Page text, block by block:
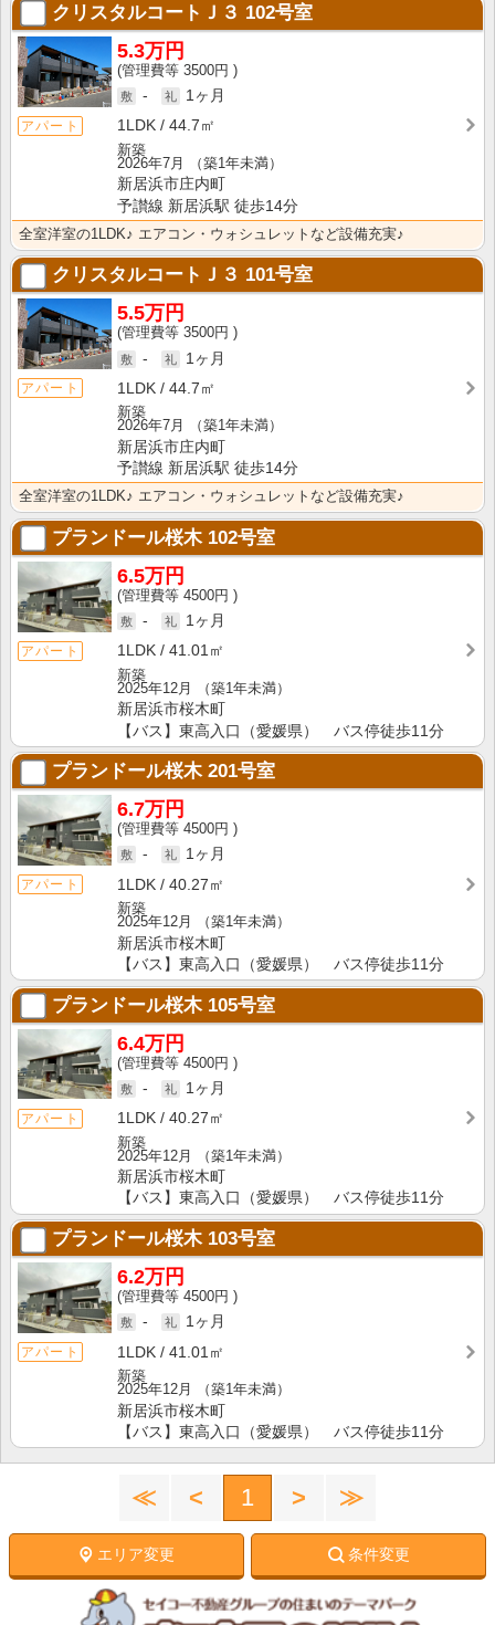
クリスタルコートＪ３ 102号室
アパート
5.3万円
3500円
-
1ヶ月
1LDK
44.7㎡
新築
2026年7月
（築1年未満）
新居浜市庄内町
予讃線 新居浜駅 徒歩14分
全室洋室の1LDK♪ エアコン・ウォシュレットなど設備充実♪
クリスタルコートＪ３ 101号室
アパート
5.5万円
3500円
-
1ヶ月
1LDK
44.7㎡
新築
2026年7月
（築1年未満）
新居浜市庄内町
予讃線 新居浜駅 徒歩14分
全室洋室の1LDK♪ エアコン・ウォシュレットなど設備充実♪
プランドール桜木102号室
アパート
6.5万円
4500円
-
1ヶ月
1LDK
41.01㎡
新築
2025年12月
（築1年未満）
新居浜市桜木町
【バス】東高入口（愛媛県） バス停徒歩11分
プランドール桜木201号室
アパート
6.7万円
4500円
-
1ヶ月
1LDK
40.27㎡
新築
2025年12月
（築1年未満）
新居浜市桜木町
【バス】東高入口（愛媛県） バス停徒歩11分
プランドール桜木105号室
アパート
6.4万円
4500円
-
1ヶ月
1LDK
40.27㎡
新築
2025年12月
（築1年未満）
新居浜市桜木町
【バス】東高入口（愛媛県） バス停徒歩11分
プランドール桜木103号室
アパート
6.2万円
4500円
-
1ヶ月
1LDK
41.01㎡
新築
2025年12月
（築1年未満）
新居浜市桜木町
【バス】東高入口（愛媛県） バス停徒歩11分
≪ < 1 > ≫
エリア変更 条件変更